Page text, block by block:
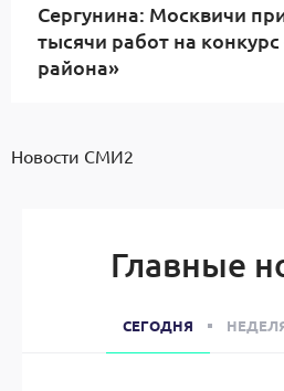
Сергунина: Москвичи
тысячи работ на
района»
Новости СМИ2
Главные
СЕГОДНЯ